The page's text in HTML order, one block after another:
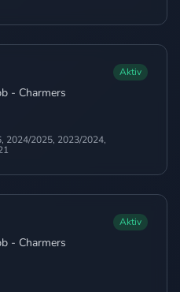
Aktiv
- Charmers
2024/2025, 2023/2024,
Aktiv
- Charmers